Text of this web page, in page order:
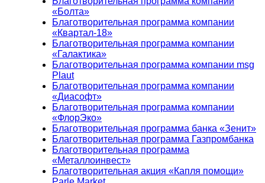
«Болта»
Благотворительная программа компании
«Квартал-18»
Благотворительная программа компании
«Галактика»
Благотворительная программа компании msg
Plaut
Благотворительная программа компании
«Диасофт»
Благотворительная программа компании
«ФлорЭко»
Благотворительная программа банка «Зенит»
Благотворительная программа Газпромбанка
Благотворительная программа
«Металлоинвест»
Благотворительная акция «Капля помощи»